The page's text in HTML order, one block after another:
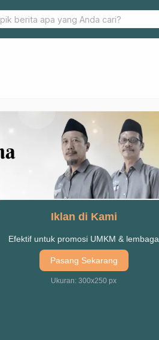
Ipong di Harlah IPPNU ke 69
Iklan di Kami
Efektif untuk promosi UMKM & lembaga
Pasang Sekarang
Ukuran: 300x250 px